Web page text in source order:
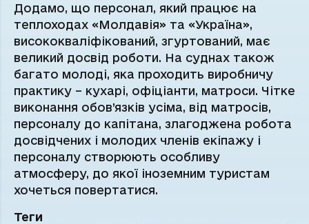
Додамо, що персонал, який працює на
теплоходах «Молдавія» та «Україна»,
висококваліфікований, згуртований, має
великий досвід роботи. На суднах також
багато молоді, яка проходить виробничу
практику – кухарі, офіціанти, матроси. Чітке
виконання обов’язків усіма, від матросів,
персоналу до капітана, злагоджена робота
досвідчених і молодих членів екіпажу і
персоналу створюють особливу
атмосферу, до якої іноземним туристам
хочеться повертатися.
Теги